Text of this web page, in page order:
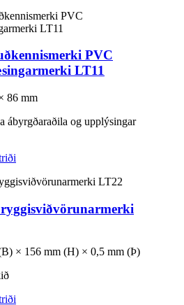
PVC
LT11
86 mm
ábyrgðaraðila og upplýsingar
× 156 mm (H) × 0,5 mm (Þ)